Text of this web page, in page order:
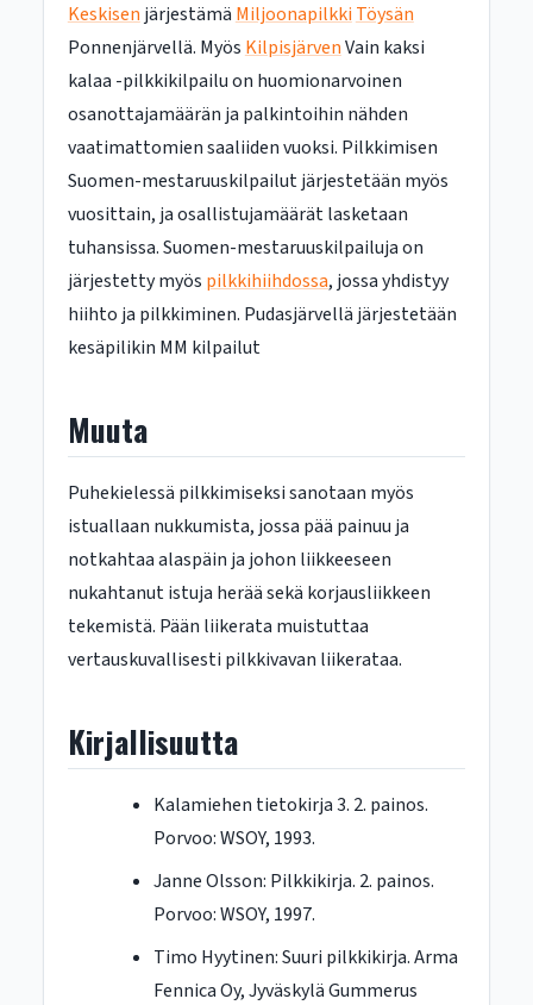
Keskisen järjestämä Miljoonapilkki Töysän
Ponnenjärvellä. Myös KilpisjärvenVain kaksi
kalaa -pilkkikilpailu on huomionarvoinen
osanottajamäärän ja palkintoihin nähden
vaatimattomien saaliiden vuoksi. Pilkkimisen
Suomen-mestaruuskilpailut järjestetään myös
vuosittain, ja osallistujamäärät lasketaan
tuhansissa. Suomen-mestaruuskilpailuja on
järjestetty myös pilkkihiihdossa, jossa yhdistyy
hiihto ja pilkkiminen. Pudasjärvellä järjestetään
kesäpilikin MM kilpailut
Muuta
Puhekielessä pilkkimiseksi sanotaan myös
istuallaan nukkumista, jossa pää painuu ja
notkahtaa alaspäin ja johon liikkeeseen
nukahtanut istuja herää sekä korjausliikkeen
tekemistä. Pään liikerata muistuttaa
vertauskuvallisesti pilkkivavan liikerataa.
Kirjallisuutta
Kalamiehen tietokirja 3. 2. painos.
Porvoo: WSOY, 1993.
Janne Olsson: Pilkkikirja. 2. painos.
Porvoo: WSOY, 1997.
Timo Hyytinen: Suuri pilkkikirja. Arma
Fennica Oy, Jyväskylä Gummerus